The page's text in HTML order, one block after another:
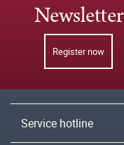
Newsletter
Register now
Service hotline